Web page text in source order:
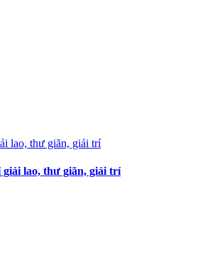
giải lao, thư giãn, giải trí